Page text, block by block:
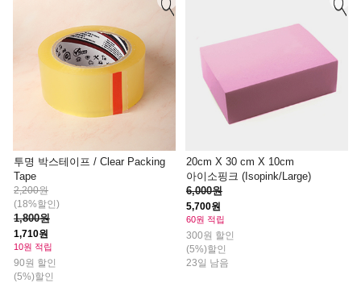
투명 박스테이프 / Clear Packing
Tape
2,200원
(18%할인)
1,800원
1,710원
10원 적립
90원 할인
(5%)할인
20cm X 30 cm X 10cm
아이소핑크 (Isopink/Large)
6,000원
5,700원
60원 적립
300원 할인
(5%)할인
23일 남음